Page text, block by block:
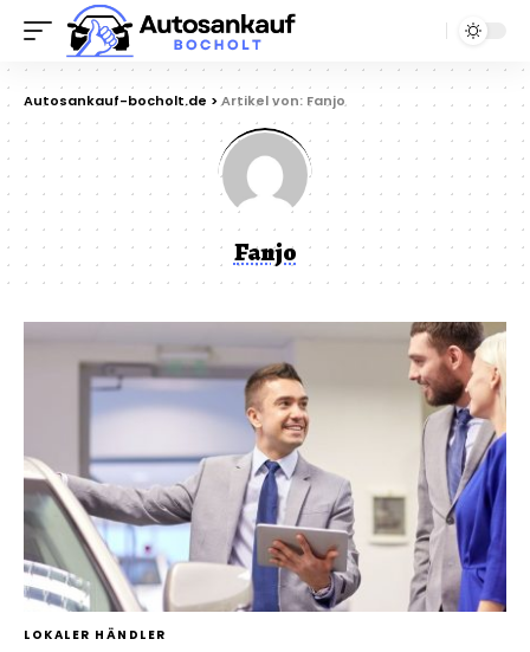
Autosankauf-bocholt.de >Artikel von: Fanjo
Fanjo
LOKALER HÄNDLER